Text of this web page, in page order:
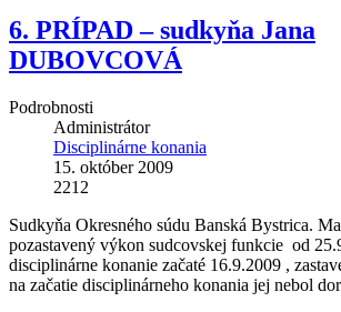
6. PRÍPAD – sudkyňa Jana
DUBOVCOVÁ
Podrobnosti
Administrátor
Disciplinárne konania
15. október 2009
2212
Sudkyňa Okresného súdu Banská Bystrica.
pozastavený výkon sudcovskej funkcie od
disciplinárne konanie začaté 16.9.2009 ,
na začatie disciplinárneho konania jej nebol